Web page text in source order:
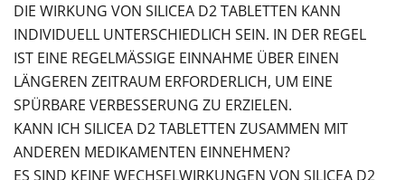
DIE WIRKUNG VON SILICEA D2 TABLETTEN KANN
INDIVIDUELL UNTERSCHIEDLICH SEIN. IN DER REGEL
IST EINE REGELMÄSSIGE EINNAHME ÜBER EINEN L
ÄNGEREN ZEITRAUM ERFORDERLICH, UM EINE S
PÜRBARE VERBESSERUNG ZU ERZIELEN.
KANN ICH SILICEA D2 TABLETTEN ZUSAMMEN MIT
ANDEREN MEDIKAMENTEN EINNEHMEN?
ES SIND KEINE WECHSELWIRKUNGEN VON SILICEA D2